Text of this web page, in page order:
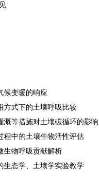
候变暖的响应
方式下的土壤呼吸比较
溉等措施对土壤碳循环的影响
程中的土壤生物活性评估
生物呼吸贡献解析
生态学、土壤学实验教学